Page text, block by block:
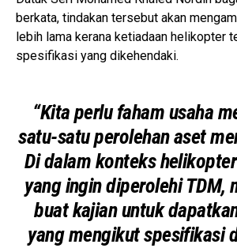
berkata, tindakan tersebut akan
lebih lama kerana ketiadaan helikopter
spesifikasi yang dikehendaki.
“Kita perlu faham usaha
satu-satu perolehan aset
Di dalam konteks
yang ingin diperolehi TDM,
buat kajian untuk
yang mengikut spesifikasi